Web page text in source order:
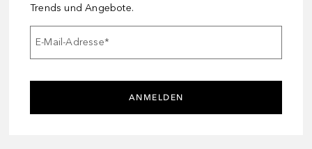
Trends und Angebote.
E-Mail-Adresse*
ANMELDEN